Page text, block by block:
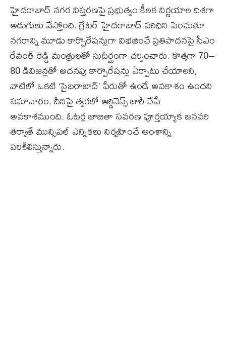
హైదరాబాద్ నగర విస్తరణపై ప్రభుత్వం కీలక నిర్ణయాల దిశగా
అడుగులు వేస్తోంది. గ్రేటర్ హైదరాబాద్ పరిధిని పెంచుతూ
నగరాన్ని మూడు కార్పొరేషన్లుగా విభజించే ప్రతిపాదనపై సీఎం
రేవంత్ రెడ్డి మంత్రులతో సుదీర్ఘంగా చర్చించారు. కొత్తగా 70–
80 డివిజన్లతో అదనపు కార్పొరేషన్లు ఏర్పాటు చేయాలని,
వాటిలో ఒకటి ‘సైబరాబాద్’ పేరుతో ఉండే అవకాశం ఉందని
సమాచారం. దీనిపై త్వరలో ఆర్డినెన్స్ జారీ చేసే
అవకాశముంది. ఓటర్ల జాబితా సవరణ పూర్తయ్యాక జనవరి
తర్వాతే మున్సిపల్ ఎన్నికలు నిర్వహించే అంశాన్ని
పరిశీలిస్తున్నారు.